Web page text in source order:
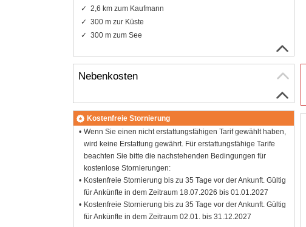
2,6 km zum Kaufmann
300 m zur Küste
300 m zum See
Nebenkosten
Kostenfreie Stornierung
Wenn Sie einen nicht erstattungsfähigen Tarif gewählt haben,
wird keine Erstattung gewährt. Für erstattungsfähige Tarife
beachten Sie bitte die nachstehenden Bedingungen für
kostenlose Stornierungen:
Kostenfreie Stornierung bis zu 35 Tage vor der Ankunft. Gültig
für Ankünfte in dem Zeitraum 18.07.2026 bis 01.01.2027
Kostenfreie Stornierung bis zu 35 Tage vor der Ankunft. Gültig
für Ankünfte in dem Zeitraum 02.01. bis 31.12.2027